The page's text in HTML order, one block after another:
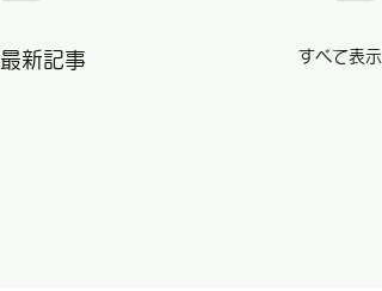
最新記事 すべて表示